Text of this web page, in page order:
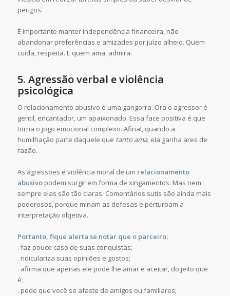
perigos.
É importante manter independência financeira, não
abandonar preferências e amizades por juízo alheio. Quem
cuida, respeita. E quem ama, admira.
5. Agressão verbal e violência
psicológica
O relacionamento abusivo é uma gangorra. Ora o agressor é
gentil, encantador, um apaixonado. Essa face positiva é que
torna o jogo emocional complexo. Afinal, quando a
humilhação parte daquele que tanto ama, ela ganha ares de
razão.
As agressões e violência moral de um relacionamento
abusivopodem surgir em forma de xingamentos. Mas nem
sempre elas são tão claras. Comentários sutis são ainda mais
poderosos, porque minam as defesas e perturbam a
interpretação objetiva.
Portanto, fique alerta se notar que o parceiro:
.faz pouco caso de suas conquistas;
. ridiculariza suas opiniões e gostos;
. afirma que apenas ele pode lhe amar e aceitar, do jeito que
é;
. pede que você se afaste de amigos ou familiares;